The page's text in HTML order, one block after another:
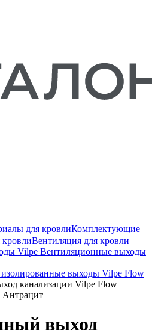
для кровлиКомплектующие
Вентиляция для кровли
Vilpe Вентиляционные выходы
выходы Vilpe Flow
канализации Vilpe Flow
Антрацит
выход